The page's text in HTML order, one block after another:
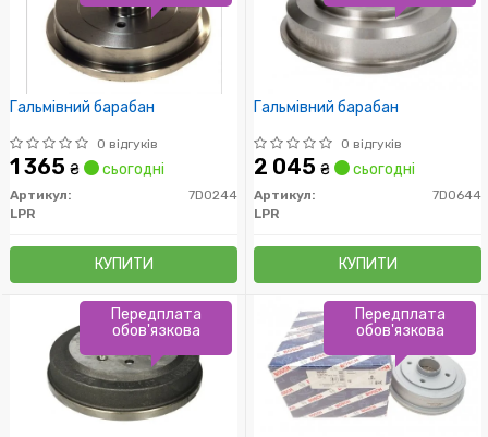
Гальмівний барабан
0 відгуків
1 365 ₴ сьогодні
Артикул:
7D0244
LPR
КУПИТИ
Гальмівний барабан
0 відгуків
2 045 ₴ сьогодні
Артикул:
7D0644
LPR
КУПИТИ
Передплата
обов'язкова
Передплата
обов'язкова